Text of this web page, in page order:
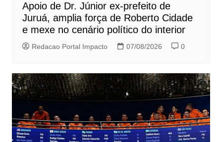
Apoio de Dr. Júnior ex-prefeito de
Juruá, amplia força de Roberto Cidade
e mexe no cenário político do interior
Redacao Portal Impacto 07/08/2026 0